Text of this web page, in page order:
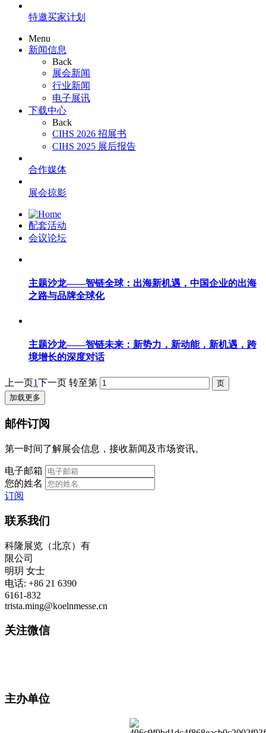
特邀买家计划
Menu
新闻信息
Back
展会新闻
行业新闻
电子展讯
下载中心
Back
CIHS 2026 招展书
CIHS 2025 展后报告
合作媒体
展会掠影
配套活动
会议论坛
主题沙龙——智链全球：出海新机遇，中国企业的出海
之路与品牌全球化
主题沙龙——智链未来：新势力，新动能，新机遇，跨
境增长的深度对话
上一页1下一页 转至第
加载更多
邮件订阅
第一时间了解展会信息，接收新闻及市场资讯。
电子邮箱
您的姓名
订阅
联系我们
科隆展览（北京）有
限公司
明玥 女士
电话: +86 21 6390
6161-832
trista.ming@koelnmesse.cn
关注微信
主办单位